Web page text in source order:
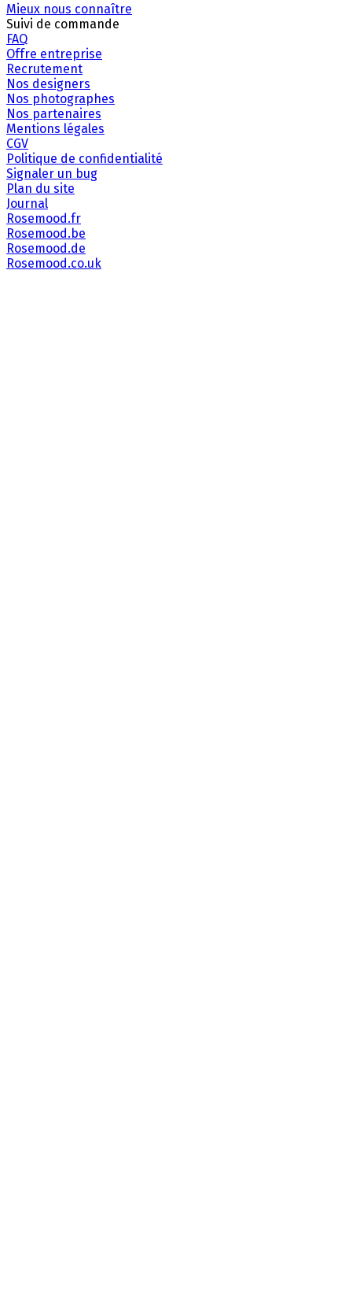
Mieux nous connaître
Suivi de commande
FAQ
Offre entreprise
Recrutement
Nos designers
Nos photographes
Nos partenaires
Mentions légales
CGV
Politique de confidentialité
Signaler un bug
Plan du site
Journal
Rosemood.fr
Rosemood.be
Rosemood.de
Rosemood.co.uk